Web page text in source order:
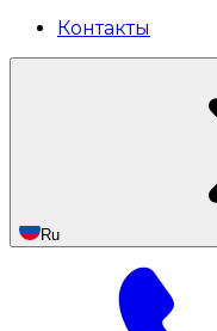
Контакты
Ru